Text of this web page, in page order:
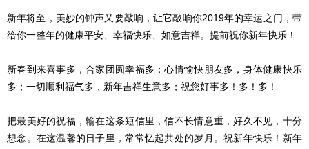
新年将至，美妙的钟声又要敲响，让它敲响你2019年的幸运之门，带
给你一整年的健康平安、幸福快乐、如意吉祥。提前祝你新年快乐！
新春到来喜事多，合家团圆幸福多；心情愉快朋友多，身体健康快乐
多；一切顺利福气多，新年吉祥生意多；祝您好事多！多！多！
把最美好的祝福，输在这条短信里，信不长情意重，好久不见，十分
想念。在这温馨的日子里，常常忆起共处的岁月。祝新年快乐！新年